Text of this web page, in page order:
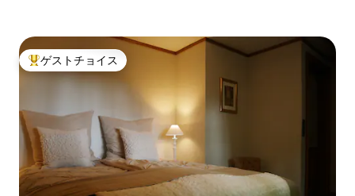
大好評のゲストチョイスです。
ゲストチョイス